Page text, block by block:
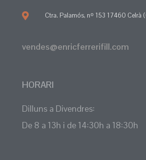
Ctra. Palamós, nº 153 17460 Celrà
vendes@enricferrerifill.com
HORARI
Dilluns a Divendres:
De 8 a 13h i de 14:30h a 18:30h